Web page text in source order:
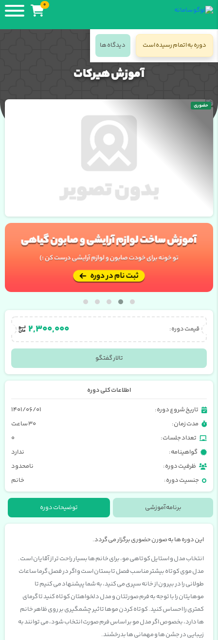
0
دوره به اتمام رسیده است دیدگاه ها
جزئیات دوره
آموزش هیرکات
حضوری
قیمت دوره: ۲,۳۰۰,۰۰۰
تالار گفتگو
اطلاعات کلی دوره
تاریخ شروع دوره:
۱۴۰۱/۰۶/۰۱
مدت زمان:
۳۰ ساعت
تعداد جلسات:
0
گواهینامه:
ندارد
ظرفیت دوره:
نامحدود
جنسیت دوره:
خانم
برنامه آموزشی توضیحات دوره
این دوره ها به صورن حضوری برگزار می گردد.
انتخاب مدل و استایل کوتاهی مو، برای خانم ها بسیار راحت تر از آقایان است.
مدل موی کوتاه بیشتر مناسب فصل تابستان است و اگر در فصل گرما ساعات
طولانی را در بیرون از خانه سپری می کنید، به شما پیشنهاد می کنیم تا
موهایتان را با توجه به فرم صورتتان و مدل دلخواهتان کوتاه کنید تا گرمای
کمتری را احساس کنید. کوتاه کردن موها تاثیر چشمگیری بر روی ظاهر خانم
ها دارد، بخصوص اگر مدل مو بر اساس فرم صورت انتخاب شود، می توانند به
زیبایی در جشن ها و مهمانی ها بدرخشند.